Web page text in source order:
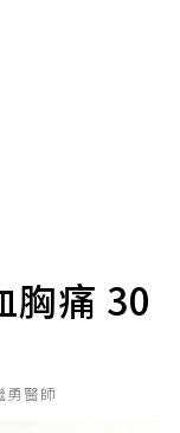
胸痛 30
勇醫師